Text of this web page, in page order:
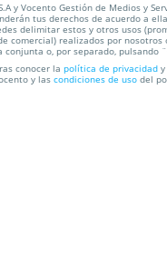
para dos con pollo
C/ Real, 104 (Puente
S.A y Vocento Gestión de Medios y
tus derechos de acuerdo a
delimitar estos y otros usos
comercial) realizados por nosotros
o, por separado, pulsando
conocer la política de privacidad
y las condiciones de uso del